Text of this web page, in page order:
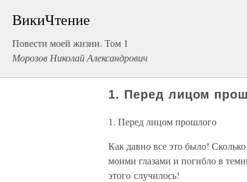
ВикиЧтение
Повести моей жизни. Том 1
Морозов Николай Александрович
1. Перед лицом
1. Перед лицом прошлого
Как давно все это было!
моими глазами и погибло в
этого случилось!